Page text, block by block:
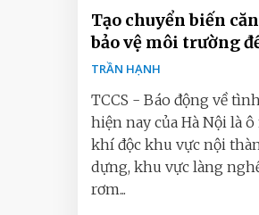
Tạo chuyển biến
bảo vệ môi trường
TRẦN HẠNH
TCCS - Báo động về
hiện nay của Hà Nội là
khí độc khu vực nội
dựng, khu vực làng
rơm...